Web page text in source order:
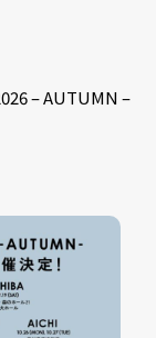
– AUTUMN –